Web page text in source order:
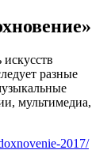
разные
мультимедиа,
2017/